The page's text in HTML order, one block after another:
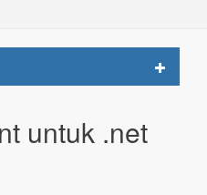
Toggle
untuk .net